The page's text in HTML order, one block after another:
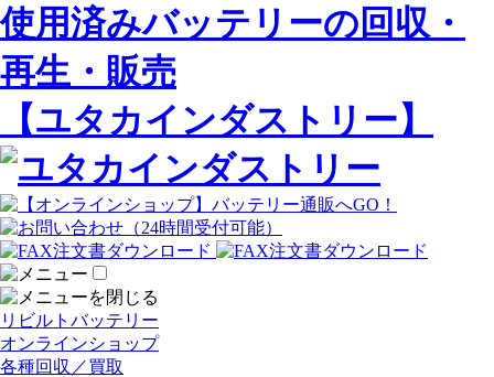
使用済みバッテリーの回収・
再生・販売
【ユタカインダストリー】
リビルトバッテリー
オンラインショップ
各種回収／買取